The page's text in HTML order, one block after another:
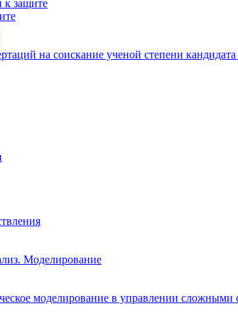
к защите
на соискание ученой степени
Моделирование
моделирование в управлении сложными